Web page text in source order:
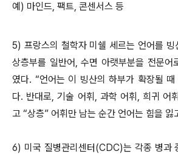
예) 마인드, 팩트, 콘센서스 등
5) 프랑스의 철학자 미쉘 세르는 언어를 빙
상층부를 일반어, 수면 아랫부분을 전문어
였다. “언어는 이 빙산의 하부가 확장될
다. 반대로, 기술 어휘, 과학 어휘, 희귀 어
고 “상층” 어휘만 남는 순간 언어는 힘을 잃
6) 미국 질병관리센터(CDC)는 각종 병과